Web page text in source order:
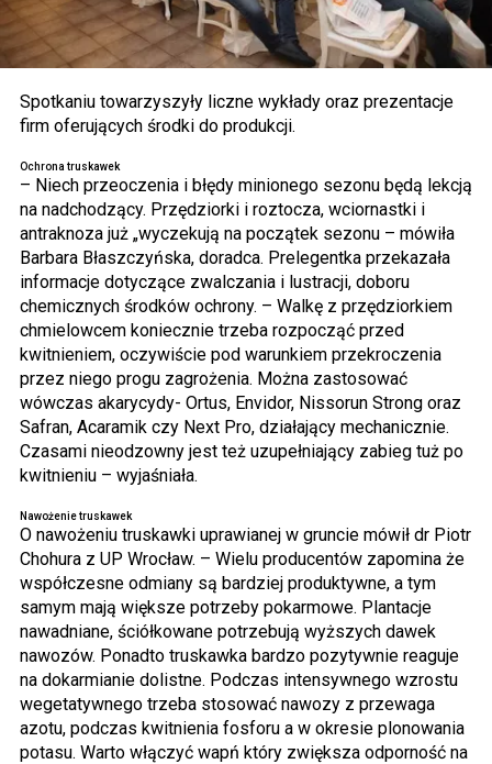
Spotkaniu towarzyszyły liczne wykłady oraz prezentacje
firm oferujących środki do produkcji.
Ochrona truskawek
– Niech przeoczenia i błędy minionego sezonu będą lekcją
na nadchodzący. Przędziorki i roztocza, wciornastki i
antraknoza już „wyczekują na początek sezonu – mówiła
Barbara Błaszczyńska, doradca. Prelegentka przekazała
informacje dotyczące zwalczania i lustracji, doboru
chemicznych środków ochrony. – Walkę z przędziorkiem
chmielowcem koniecznie trzeba rozpocząć przed
kwitnieniem, oczywiście pod warunkiem przekroczenia
przez niego progu zagrożenia. Można zastosować
wówczas akarycydy- Ortus, Envidor, Nissorun Strong oraz
Safran, Acaramik czy Next Pro, działający mechanicznie.
Czasami nieodzowny jest też uzupełniający zabieg tuż po
kwitnieniu – wyjaśniała.
Nawożenie truskawek
O nawożeniu truskawki uprawianej w gruncie mówił dr Piotr
Chohura z UP Wrocław. – Wielu producentów zapomina że
współczesne odmiany są bardziej produktywne, a tym
samym mają większe potrzeby pokarmowe. Plantacje
nawadniane, ściółkowane potrzebują wyższych dawek
nawozów. Ponadto truskawka bardzo pozytywnie reaguje
na dokarmianie dolistne. Podczas intensywnego wzrostu
wegetatywnego trzeba stosować nawozy z przewaga
azotu, podczas kwitnienia fosforu a w okresie plonowania
potasu. Warto włączyć wapń który zwiększa odporność na